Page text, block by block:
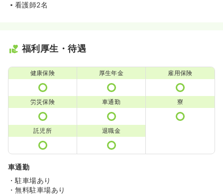
看護師2名
福利厚生・待遇
健康保険 厚生年金 雇用保険
労災保険 車通勤 寮
託児所 退職金
車通勤
・駐車場あり
・無料駐車場あり